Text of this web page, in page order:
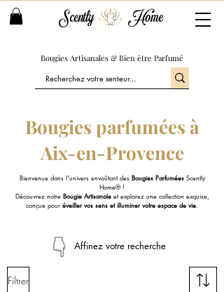
Scently Home
Bougies Artisanales & Bien être Parfumé
Bougies parfumées à
Aix-en-Provence
Bienvenue dans l'univers envoûtant des Bougies ParfuméesScently
Home® !
Découvrez notre Bougie Artisanaleet explorez une collection exquise,
conçue pour éveiller vos sens et illuminer votre espace de vie.
Affinez votre recherche
Filtrer